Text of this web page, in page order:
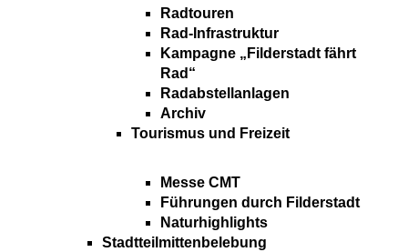
Radtouren
Rad-Infrastruktur
Kampagne „Filderstadt fährt
Rad“
Radabstellanlagen
Archiv
Tourismus und Freizeit
Messe CMT
Führungen durch Filderstadt
Naturhighlights
Stadtteilmittenbelebung